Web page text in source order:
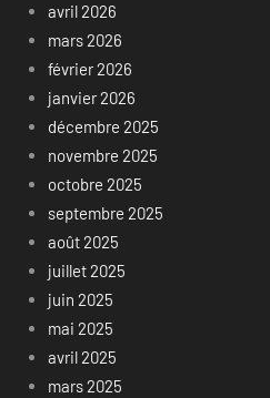
avril 2026
mars 2026
février 2026
janvier 2026
décembre 2025
novembre 2025
octobre 2025
septembre 2025
août 2025
juillet 2025
juin 2025
mai 2025
avril 2025
mars 2025